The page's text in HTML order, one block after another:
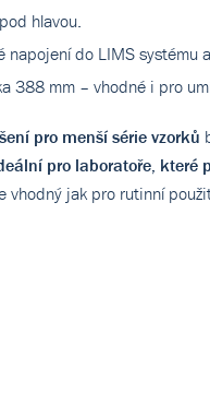
hlavou.
do LIMS systému
388 mm – vhodné i pro
pro menší série vzorků
pro laboratoře, které
vhodný jak pro rutinní